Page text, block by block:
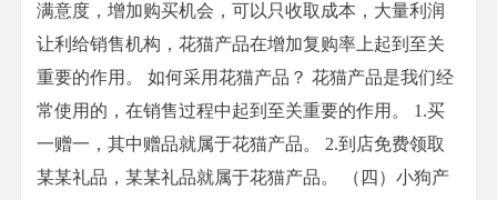
满意度，增加购买机会，可以只收取成本，大量利润
让利给销售机构，花猫产品在增加复购率上起到至关
重要的作用。 如何采用花猫产品？ 花猫产品是我们经
常使用的，在销售过程中起到至关重要的作用。 1.买
一赠一，其中赠品就属于花猫产品。 2.到店免费领取
某某礼品，某某礼品就属于花猫产品。 （四）小狗产